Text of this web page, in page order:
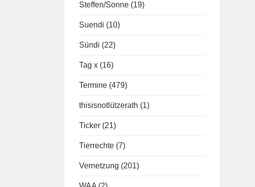
Steffen/Sonne (19)
Suendi (10)
Sündi (22)
Tag x (16)
Termine (479)
thisisnotlützerath (1)
Ticker (21)
Tierrechte (7)
Vernetzung (201)